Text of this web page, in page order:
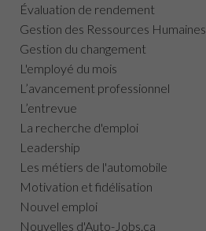
Évaluation de rendement
Gestion des Ressources Humaines
Gestion du changement
L'employé du mois
L’avancement professionnel
L’entrevue
La recherche d'emploi
Leadership
Les métiers de l'automobile
Motivation et fidélisation
Nouvel emploi
Nouvelles d'Auto-Jobs.ca